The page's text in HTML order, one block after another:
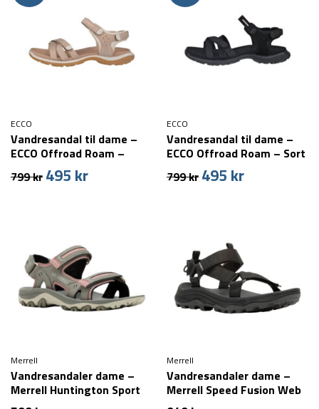
ECCO
Vandresandal til dame –
ECCO Offroad Roam –
799kr Den
495 krDen
ECCO
Vandresandal til dame –
ECCO Offroad Roam – Sort
799kr Den
495 krDen
Merrell
Vandresandaler dame –
Merrell Huntington Sport
Convert – Grøn
Merrell
Vandresandaler dame –
Merrell Speed Fusion Web
Sport – Sort (38 & 39